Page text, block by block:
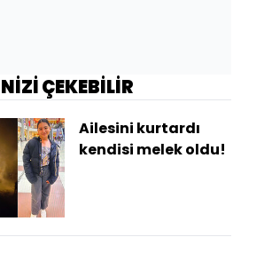
ÇEKEBİLİR
Ailesini kurtardı
kendisi melek oldu!